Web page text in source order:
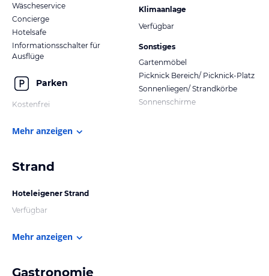
Wäscheservice
Concierge
Hotelsafe
Informationsschalter für
Ausflüge
Parken
Kostenfrei
Klimaanlage
Verfügbar
Sonstiges
Gartenmöbel
Picknick Bereich/ Picknick-Platz
Sonnenliegen/ Strandkörbe
Sonnenschirme
Mehr anzeigen
Strand
Hoteleigener Strand
Verfügbar
Mehr anzeigen
Gastronomie